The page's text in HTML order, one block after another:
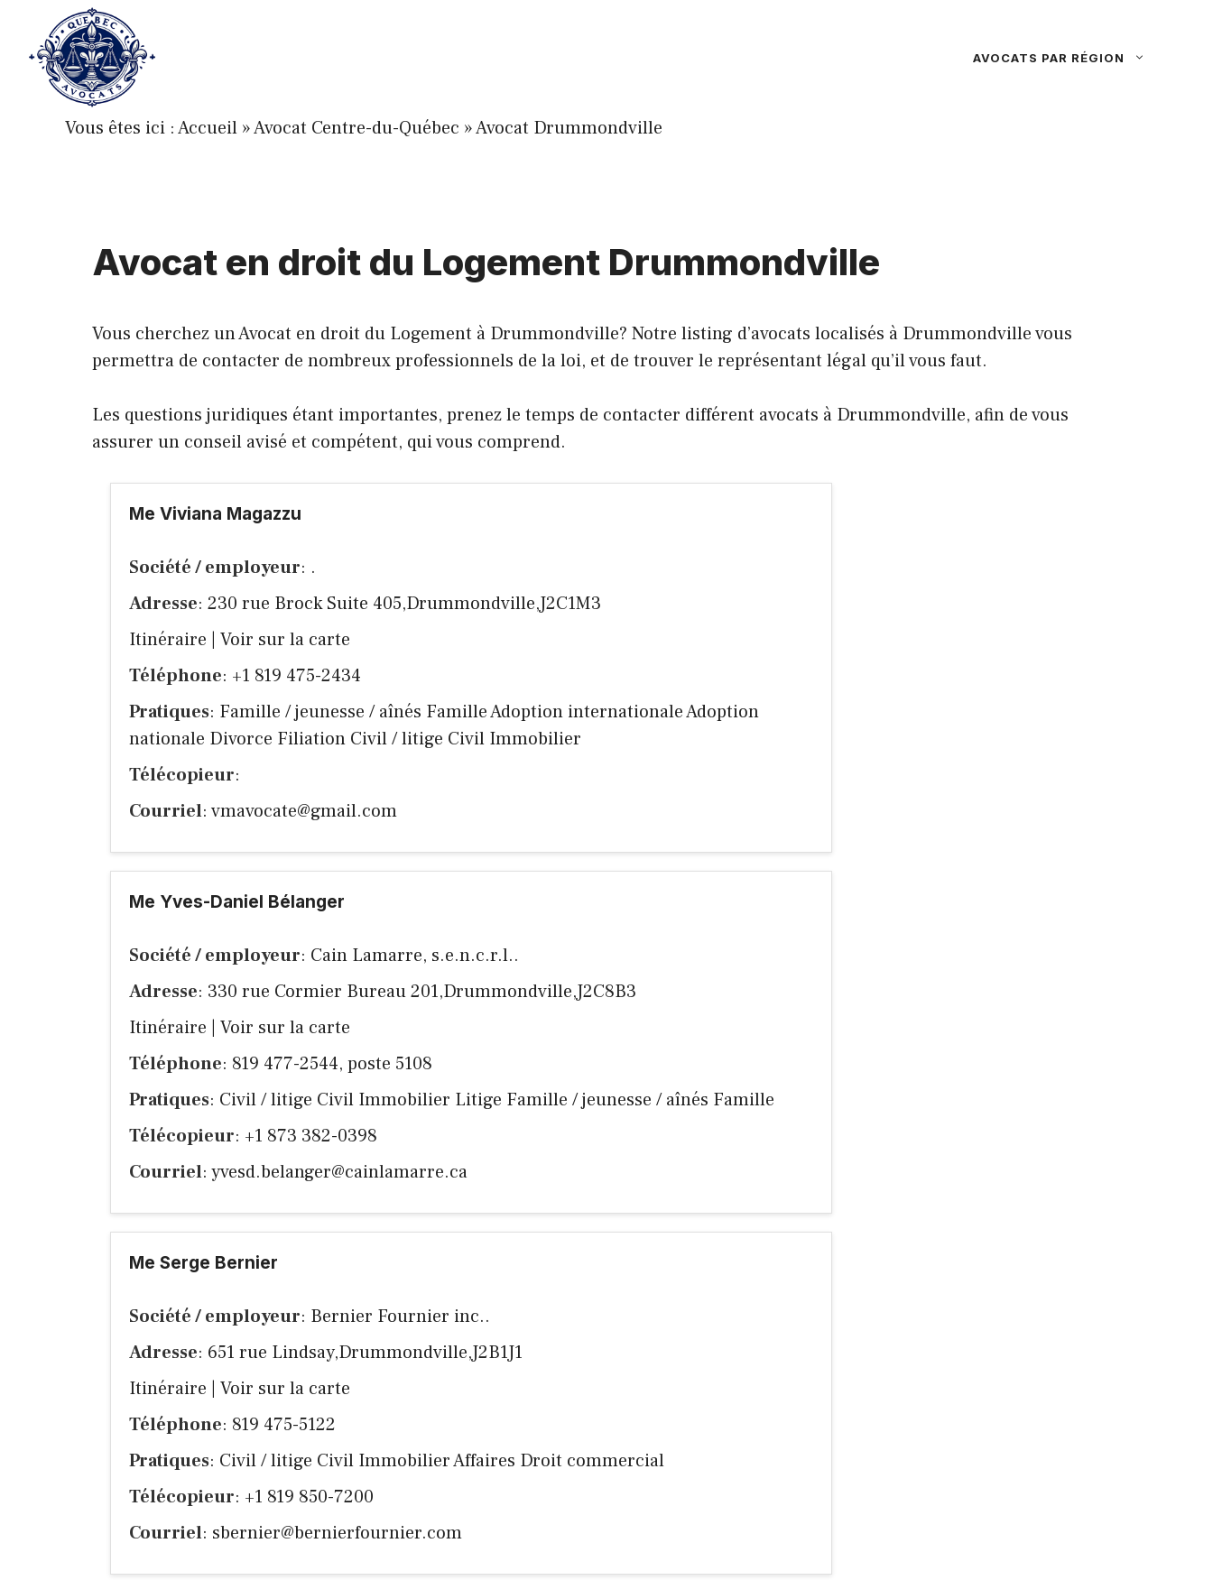
contenu
AVOCATS PAR RÉGION
Vous êtes ici :Accueil »Avocat Centre-du-Québec »Avocat Drummondville
Avocat en droit du Logement Drummondville
Vous cherchez un Avocat en droit du Logement à Drummondville? Notre listing d’avocats localisés à Drummondville vous
permettra de contacter de nombreux professionnels de la loi, et de trouver le représentant légal qu’il vous faut.
Les questions juridiques étant importantes, prenez le temps de contacter différent avocats à Drummondville, afin de vous
assurer un conseil avisé et compétent, qui vous comprend.
Me Viviana Magazzu
Société / employeur: .
Adresse: 230 rue Brock Suite 405,Drummondville,J2C1M3
Itinéraire
Voir sur la carte
Téléphone: +1 819 475-2434
Pratiques: Famille / jeunesse / aînés Famille Adoption internationale Adoption
nationale Divorce Filiation Civil / litige Civil Immobilier
Télécopieur:
Courriel: vmavocate@gmail.com
Me Yves-Daniel Bélanger
Société / employeur: Cain Lamarre, s.e.n.c.r.l..
Adresse: 330 rue Cormier Bureau 201,Drummondville,J2C8B3
Itinéraire
Voir sur la carte
Téléphone: 819 477-2544, poste 5108
Pratiques: Civil / litige Civil Immobilier Litige Famille / jeunesse / aînés Famille
Télécopieur: +1 873 382-0398
Courriel: yvesd.belanger@cainlamarre.ca
Me Serge Bernier
Société / employeur: Bernier Fournier inc..
Adresse: 651 rue Lindsay,Drummondville,J2B1J1
Itinéraire
Voir sur la carte
Téléphone: 819 475-5122
Pratiques: Civil / litige Civil Immobilier Affaires Droit commercial
Télécopieur: +1 819 850-7200
Courriel: sbernier@bernierfournier.com